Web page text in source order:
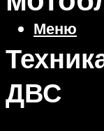
Меню
ДВС